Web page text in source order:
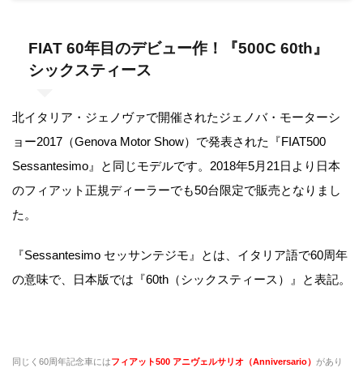
FIAT 60年目のデビュー作！『500C 60th』
シックスティース
北イタリア・ジェノヴァで開催されたジェノバ・モーターシ
ョー2017（Genova Motor Show）で発表された『FIAT500
Sessantesimo』と同じモデルです。2018年5月21日より日本
のフィアット正規ディーラーでも50台限定で販売となりまし
た。
『Sessantesimo セッサンテジモ』とは、イタリア語で60周年
の意味で、日本版では『60th（シックスティース）』と表記。
同じく60周年記念車にはフィアット500 アニヴェルサリオ（Anniversario） があり